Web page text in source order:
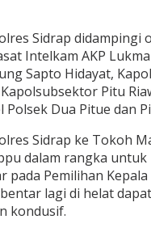
Sidrap didampingi
Intelkam AKP
Sapto Hidayat,
Pitu
Polsek Dua Pitue dan
Sidrap ke Tokoh
dalam rangka untuk
pada Pemilihan
lagi di helat
kondusif.